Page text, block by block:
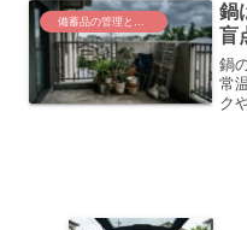
備蓄品の管理と食品の安全
鍋
盲
鍋
常
ク